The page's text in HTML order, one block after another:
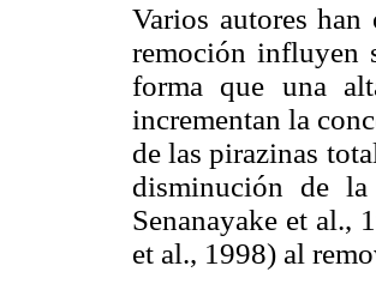
Varios autores
remoción influyen
forma que una
incrementan la
de las pirazinas
disminución de
Senanayake et al.,
et al., 1998) al